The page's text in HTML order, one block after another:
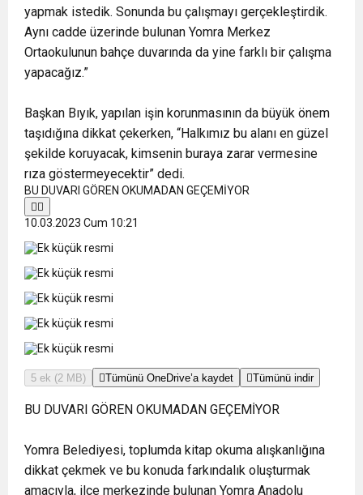
yapmak istedik. Sonunda bu çalışmayı gerçekleştirdik.
Aynı cadde üzerinde bulunan Yomra Merkez
Ortaokulunun bahçe duvarında da yine farklı bir çalışma
yapacağız.”
Başkan Bıyık, yapılan işin korunmasının da büyük önem
taşıdığına dikkat çekerken, “Halkımız bu alanı en güzel
şekilde koruyacak, kimsenin buraya zarar vermesine
rıza göstermeyecektir” dedi.
BU DUVARI GÖREN OKUMADAN GEÇEMİYOR
 
10.03.2023 Cum 10:21
5 ek (2 MB) Tümünü OneDrive’a kaydet Tümünü indir
BU DUVARI GÖREN OKUMADAN GEÇEMİYOR
Yomra Belediyesi, toplumda kitap okuma alışkanlığına
dikkat çekmek ve bu konuda farkındalık oluşturmak
amacıyla, ilçe merkezinde bulunan Yomra Anadolu